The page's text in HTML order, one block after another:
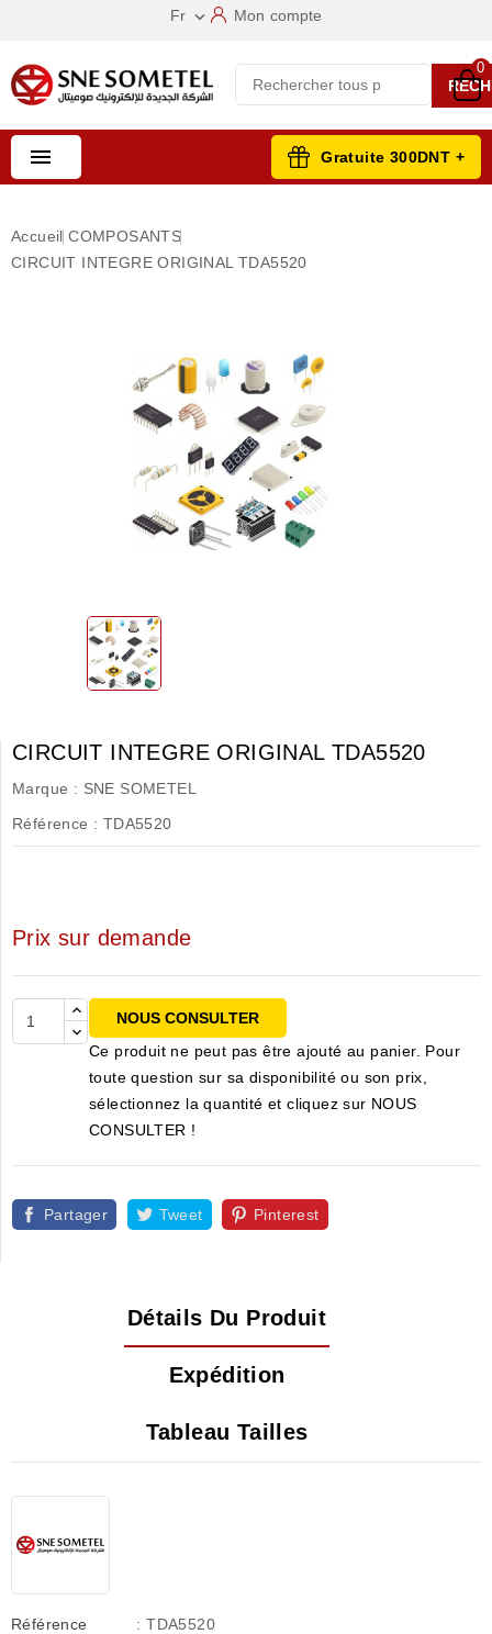
Fr  Mon compte
0
 Gratuite 300DNT +
Accueil COMPOSANTS
CIRCUIT INTEGRE ORIGINAL TDA5520
CIRCUIT INTEGRE ORIGINAL TDA5520
Marque : SNE SOMETEL
Référence : TDA5520
Prix sur demande
NOUS CONSULTER
Ce produit ne peut pas être ajouté au panier. Pour
toute question sur sa disponibilité ou son prix,
sélectionnez la quantité et cliquez sur NOUS
CONSULTER !
Partager Tweet Pinterest
Détails Du Produit
Expédition
Tableau Tailles
Référence : TDA5520